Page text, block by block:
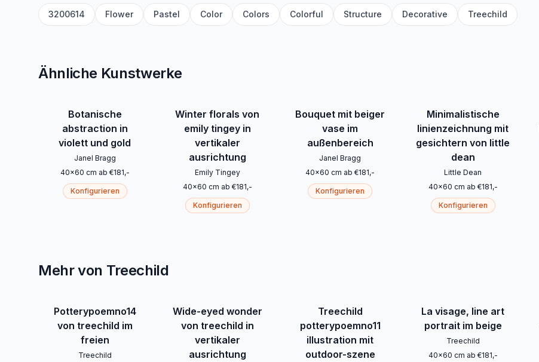
3200614 Flower Pastel Color Colors Colorful Structure Decorative Treechild
Ähnliche Kunstwerke
Botanische
abstraction in
violett und gold
Janel Bragg
40x60 cm ab €181,-
Konfigurieren
Winter florals von
emily tingey in
vertikaler
ausrichtung
Emily Tingey
40x60 cm ab €181,-
Konfigurieren
Bouquet mit beiger
vase im
außenbereich
Janel Bragg
40x60 cm ab €181,-
Konfigurieren
Minimalistische
linienzeichnung mit
gesichtern von little
dean
Little Dean
40x60 cm ab €181,-
Konfigurieren
Mehr von Treechild
Potterypoemno14
von treechild im
freien
Treechild
Wide-eyed wonder
von treechild in
vertikaler
ausrichtung
Treechild
potterypoemno11
illustration mit
outdoor-szene
La visage, line art
portrait im beige
Treechild
40x60 cm ab €181,-